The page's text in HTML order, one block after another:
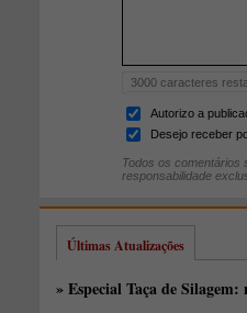
3000 caracteres
Autorizo a
Desejo receber
Todos os comentários
responsabilidade
Últimas Atualizações
» Especial Taça de Silagem: